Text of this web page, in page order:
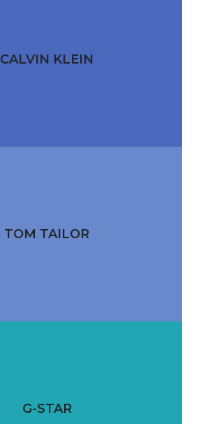
CALVIN KLEIN
TOM TAILOR
G-STAR